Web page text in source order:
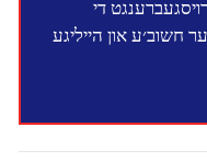
די
חשוב׳ע און הייליגע